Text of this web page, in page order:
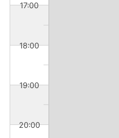
17:00
18:00
19:00
20:00